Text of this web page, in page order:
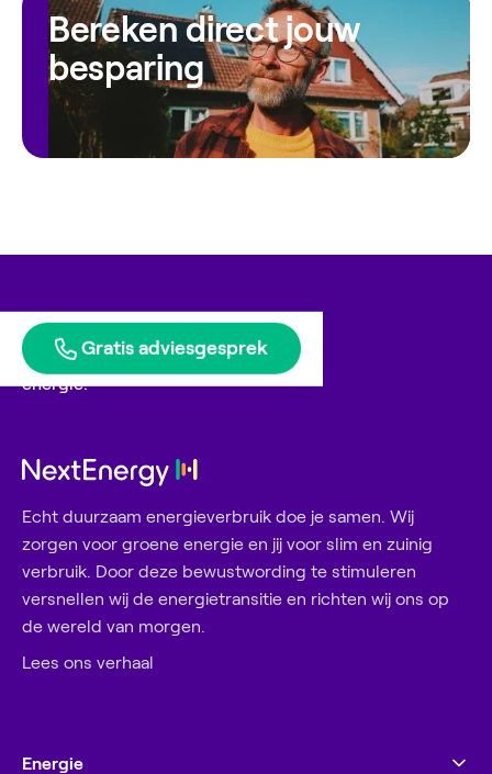
Bereken direct jouw
besparing
Gratis adviesgesprek
Blije klanten geven ons
energie.
Echt duurzaam energieverbruik doe je samen. Wij
zorgen voor groene energie en jij voor slim en zuinig
verbruik. Door deze bewustwording te stimuleren
versnellen wij de energietransitie en richten wij ons op
de wereld van morgen.
Lees ons verhaal
Energie